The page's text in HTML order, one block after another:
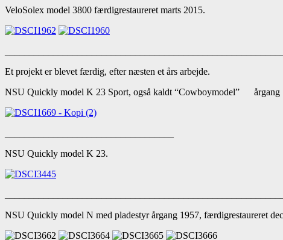
VeloSolex model 3800 færdigrestaureret marts 2015.
Et projekt er blevet færdig, efter næsten et års arbejde.
NSU Quickly model K 23 Sport, også kaldt “Cowboymodel” årgang
NSU Quickly model K 23.
NSU Quickly model N med pladestyr årgang 1957, færdigrestaureret